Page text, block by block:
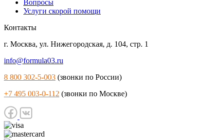
Вопросы
Услуги скорой помощи
Контакты
г. Москва, ул. Нижегородская, д. 104, стр. 1
info@formula03.ru
8 800 302-5-003 (звонки по России)
+7 495 003-0-112 (звонки по Москве)